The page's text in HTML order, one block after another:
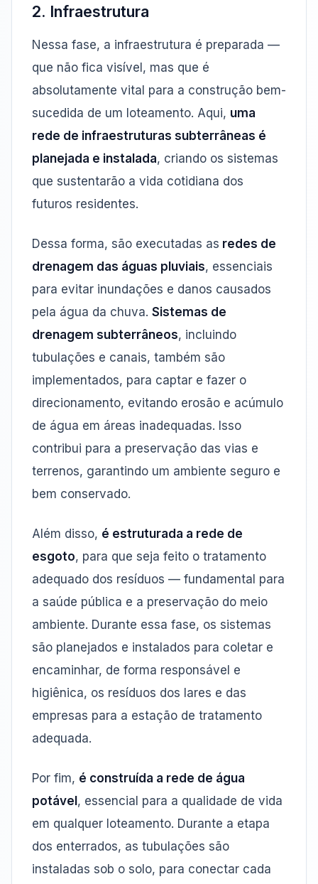
2. Infraestrutura
Nessa fase, a infraestrutura é preparada —
que não fica visível, mas que é
absolutamente vital para a construção bem-
sucedida de um loteamento. Aqui, uma
rede de infraestruturas subterrâneas é
planejada e instalada, criando os sistemas
que sustentarão a vida cotidiana dos
futuros residentes.
Dessa forma, são executadas as redes de
drenagem das águas pluviais, essenciais
para evitar inundações e danos causados
pela água da chuva. Sistemas de
drenagem subterrâneos, incluindo
tubulações e canais, também são
implementados, para captar e fazer o
direcionamento, evitando erosão e acúmulo
de água em áreas inadequadas. Isso
contribui para a preservação das vias e
terrenos, garantindo um ambiente seguro e
bem conservado.
Além disso, é estruturada a rede de
esgoto, para que seja feito o tratamento
adequado dos resíduos — fundamental para
a saúde pública e a preservação do meio
ambiente. Durante essa fase, os sistemas
são planejados e instalados para coletar e
encaminhar, de forma responsável e
higiênica, os resíduos dos lares e das
empresas para a estação de tratamento
adequada.
Por fim, é construída a rede de água
potável , essencial para a qualidade de vida
em qualquer loteamento. Durante a etapa
dos enterrados, as tubulações são
instaladas sob o solo, para conectar cada